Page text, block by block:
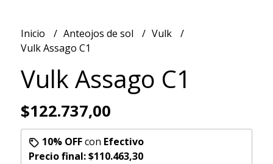
Inicio Anteojos de sol
Vulk
Vulk Assago C1
Vulk Assago C1
$122.737,00
10% OFFcon Efectivo
Precio final:$110.463,30